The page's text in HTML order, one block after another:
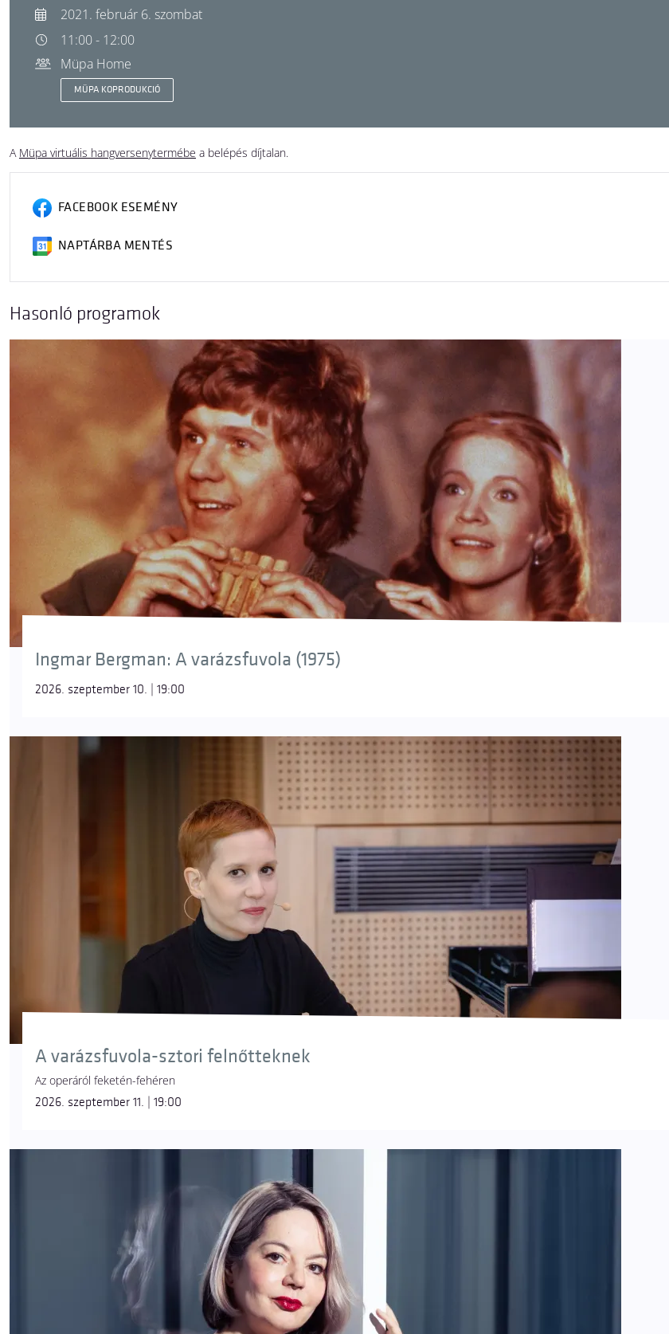
2021. február 6. szombat
11:00 - 12:00
Müpa Home
MÜPA KOPRODUKCIÓ
A Müpa virtuális hangversenytermébe a belépés díjtalan.
FACEBOOK ESEMÉNY
NAPTÁRBA MENTÉS
Hasonló programok
Ingmar Bergman: A varázsfuvola (1975)
2026. szeptember 10. | 19:00
A varázsfuvola-sztori felnőtteknek
Az operáról feketén-fehéren
2026. szeptember 11. | 19:00